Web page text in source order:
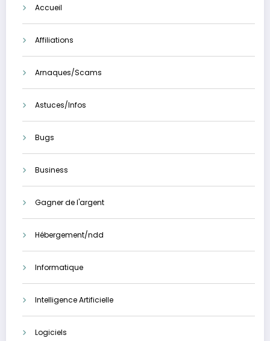
Accueil
Affiliations
Arnaques/Scams
Astuces/Infos
Bugs
Business
Gagner de l'argent
Hébergement/ndd
Informatique
Intelligence Artificielle
Logiciels